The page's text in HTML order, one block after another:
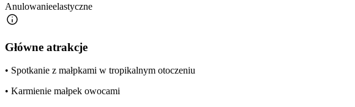
Anulowanieelastyczne
Główne atrakcje
• Spotkanie z małpkami w tropikalnym otoczeniu
• Karmienie małpek owocami